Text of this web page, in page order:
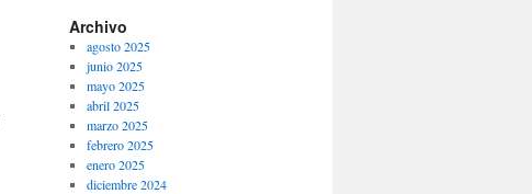
Archivo
agosto 2025
junio 2025
mayo 2025
abril 2025
marzo 2025
febrero 2025
enero 2025
diciembre 2024